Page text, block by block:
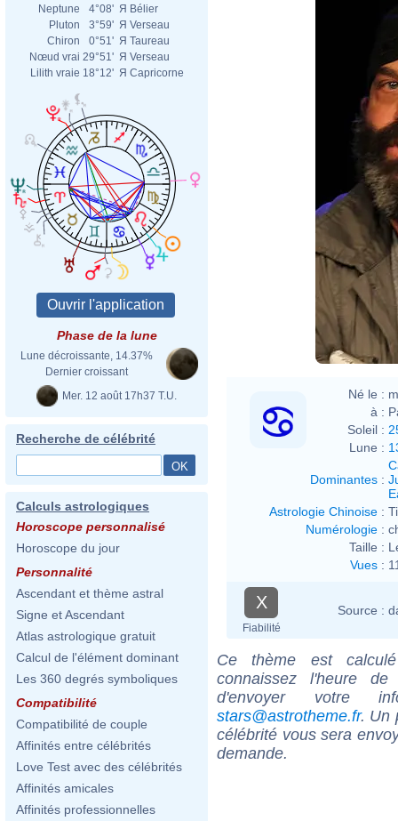
Neptune
4°08' Я Bélier
Pluton
3°59' Я Verseau
Chiron
0°51' Я Taureau
Nœud vrai 29°51' Я Verseau
Lilith vraie 18°12' Я Capricorne
Phase de la lune
Lune décroissante, 14.37%
Dernier croissant
Mer. 12 août 17h37 T.U.
Recherche de célébrité
Calculs astrologiques
Horoscope personnalisé
Horoscope du jour
Personnalité
Ascendant et thème astral
Signe et Ascendant
Atlas astrologique gratuit
Calcul de l'élément dominant
Les 360 degrés symboliques
Compatibilité
Compatibilité de couple
Affinités entre célébrités
Love Test avec des célébrités
Affinités amicales
Affinités professionnelles
Né le :
à :
Soleil :
Lune :
Dominantes :
Astrologie Chinoise :
Numérologie :
Taille :
Vues :
X
Fiabilité
Source :
Ce thème est
connaissez l'heure
d'envoyer votre
stars@astrotheme.fr. Un
célébrité vous sera
demande.